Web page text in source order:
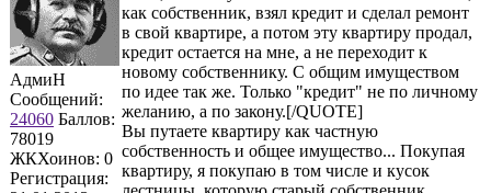
АдмиН
Сообщений:
24060 Баллов:
78019
ЖКХоинов: 0
Регистрация:
как собственник, взял кредит и сделал ремонт
в свой квартире, а потом эту квартиру продал,
кредит остается на мне, а не переходит к
новому собственнику. С общим имуществом
по идее так же. Только "кредит" не по личному
желанию, а по закону.[/QUOTE]
Вы путаете квартиру как частную
собственность и общее имущество... Покупая
квартиру, я покупаю в том числе и кусок